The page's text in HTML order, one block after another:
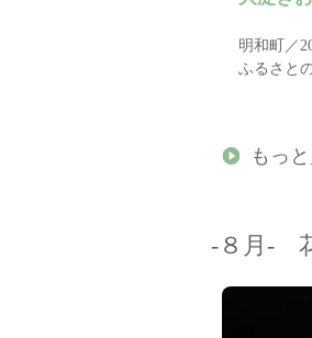
明和町／
ふるさと
もっ
-８月-